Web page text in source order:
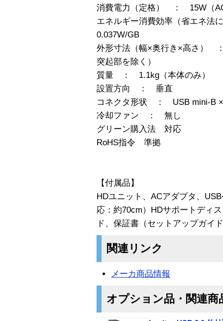
消費電力（定格） ： 15W（
エネルギー消費効率（省エネ
0.037W/GB
外形寸法（幅×奥行き×高さ）
突起部を除く）
質量 ： 1.1kg（本体のみ）
設置方向 ： 垂直
コネクタ形状 ： USB mini-B
冷却ファン ： 無し
グリーン購入法 対応
RoHS指令 準拠
【付属品】
HDユニット、ACアダプタ、
応：約70cm）HDサポートディ
ド、保証書（セットアップガイ
関連リンク
メーカ商品情報
オプション品・関連商